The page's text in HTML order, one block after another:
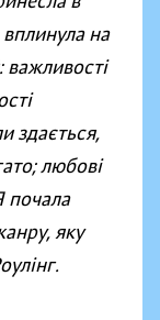
вплинула на
важливості
здається,
любові
почала
яку